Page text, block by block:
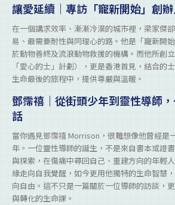
讓愛延續｜專訪「寵新開始」創
在一個講求效率、漸漸冷漠的城市裡，梁家傑
易、最需要耐性與同理心的路。他是「寵新開
於動物善終及流浪動物救援的機構。而他所創
「愛心的士」計劃），更是香港首見，結合的
生命最後的旅程中，提供尊嚴與溫暖。
鄧霈禧｜從街頭少年到靈性導師
話
當你遇見鄧霈禧 Morrison，很難想像他曾經是
年。一位靈性導師的誕生，不是來自書本或證
與探索，在傷痛中尋回自己、重建方向的年輕
緣走向自我覺醒，如今更用他獨特的生命智慧
向自由。這不只是一篇關於一位導師的訪談，
與轉化的生命課。